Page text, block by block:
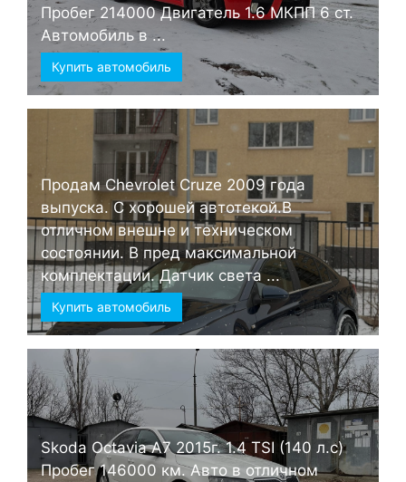
Пробег 214000 Двигатель 1.6 МКПП 6 ст.
Автомобиль в ...
Купить автомобиль
Продам Chevrolet Cruze 2009 года
выпуска. С хорошей автотекой.В
отличном внешне и техническом
состоянии. В пред максимальной
комплектации. Датчик света ...
Купить автомобиль
Skoda Octavia А7 2015г. 1.4 TSI (140 л.с)
Пробег 146000 км. Авто в отличном